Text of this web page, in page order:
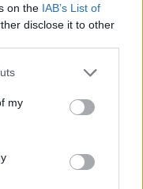
on the IAB’s List of
disclose it to other
one or more Google
You may click to
third-party tags to
in below Google
my